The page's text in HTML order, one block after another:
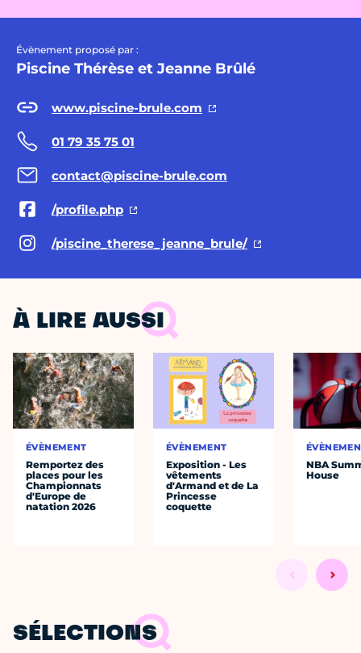
Évènement proposé par :
Piscine Thérèse et Jeanne Brûlé
www.piscine-brule.com
01 79 35 75 01
contact@piscine-brule.com
/profile.php
/piscine_therese_jeanne_brule/
À LIRE AUSSI
ÉVÈNEMENT
Remportez des
places pour les
Championnats
d'Europe de
natation 2026
ÉVÈNEMENT
Exposition - Les
vêtements
d'Armand et de La
Princesse
coquette
NBA
House
SÉLECTIONS